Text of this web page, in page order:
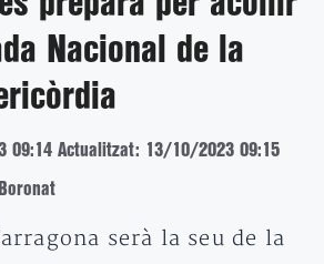
Nacional de la
09:14 Actualitzat: 13/10/2023 09:15
serà la seu de la